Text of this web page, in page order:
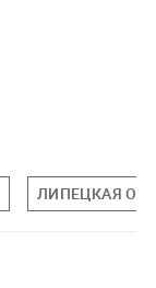
ЛИПЕЦКАЯ